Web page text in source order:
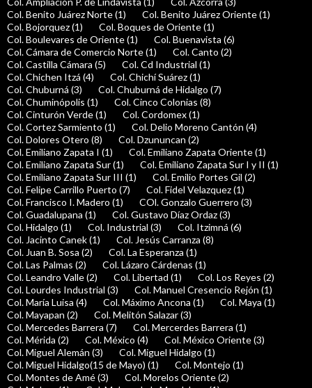
Col. Benito Juárez Norte (1)
Col. Benito Juárez Oriente (1)
Col. Bojorquez (1)
Col. Boques de Oriente (1)
Col. Boulevares de Oriente (1)
Col. Buenavista (6)
Col. Cámara de Comercio Norte (1)
Col. Canto (2)
Col. Castilla Cámara (5)
Col. Cd Industrial (1)
Col. Chichen Itzá (4)
Col. Chichí Suárez (1)
Col. Chuburná (3)
Col. Chuburná de Hidalgo (7)
Col. Chuminópolis (1)
Col. Cinco Colonias (8)
Col. Cinturón Verde (1)
Col. Cordomex (1)
Col. Cortez Sarmiento (1)
Col. Delio Moreno Cantón (4)
Col. Dolores Otero (8)
Col. Dzununcan (2)
Col. Emiliano Zapata I (1)
Col. Emiliano Zapata Oriente (1)
Col. Emiliano Zapata Sur (1)
Col. Emiliano Zapata Sur I y II (1)
Col. Emiliano Zapata Sur III (1)
Col. Emilio Portes Gil (2)
Col. Felipe Carrillo Puerto (7)
Col. Fidel Velazquez (1)
Col. Francisco I. Madero (1)
COl. Gonzalo Guerrero (3)
Col. Guadalupana (1)
Col. Gustavo Díaz Ordaz (3)
Col. Hidalgo (1)
Col. Industrial (3)
Col. Itzimná (6)
Col. Jacinto Canek (1)
Col. Jesús Carranza (8)
Col. Juan B. Sosa (2)
Col. La Esperanza (1)
Col. Las Palmas (2)
Col. Lázaro Cárdenas (1)
Col. Leandro Valle (2)
Col. Libertad (1)
Col. Los Reyes (2)
Col. Lourdes Industrial (3)
Col. Manuel Cresencio Rejón (1)
Col. María Luisa (4)
Col. Máximo Ancona (1)
Col. Maya (1)
Col. Mayapan (2)
Col. Melitón Salazar (3)
Col. Mercedes Barrera (7)
Col. Mercerdes Barrera (1)
Col. Mérida (2)
Col. México (4)
Col. México Oriente (3)
Col. Miguel Alemán (3)
Col. Miguel Hidalgo (1)
Col. Miguel Hidalgo(15 de Mayo) (1)
Col. Montejo (1)
Col. Montes de Amé (3)
Col. Morelos Oriente (2)